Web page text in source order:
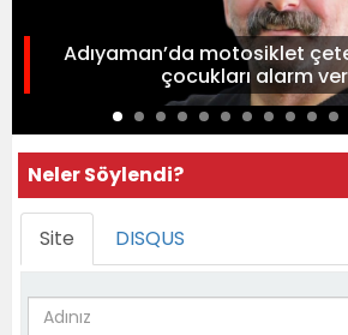
Adıyaman’da motosiklet
çocukları alarm
Neler Söylendi?
Site DISQUS